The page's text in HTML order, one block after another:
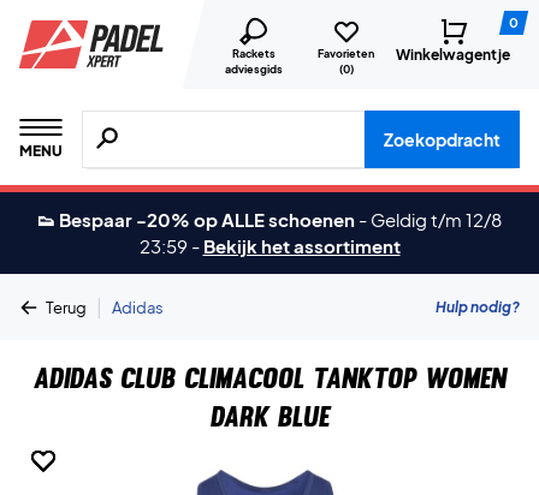
Rackets
adviesgids
Favorieten
(0)
0
Winkelwagentje
MENU
Zoeken naar producten, merken etc.
Zoekopdracht
👟 Bespaar -20% op ALLE schoenen - Geldig t/m 12/8
23:59 - Bekijk het assortiment
Terug | Adidas Hulp nodig?
Adidas Club Climacool Tanktop Women
Dark Blue